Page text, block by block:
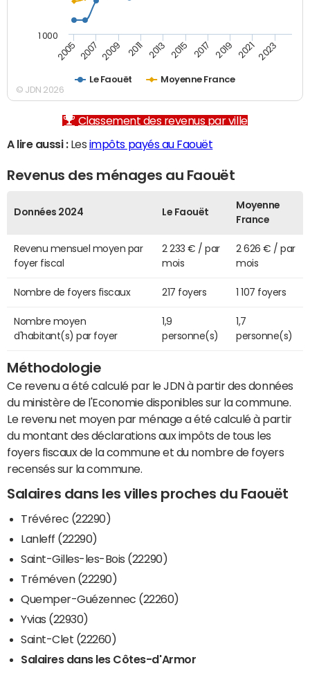
Le Faouët Moyenne France
2005 2007 2009 2011 2013 2015 2017 2019 2021 2023
1 000
© JDN 2026
Classement des revenus par ville
A lire aussi :Les impôts payés au Faouët
Revenus des ménages au Faouët
Données 2024 Le Faouët
Moyenne
France
Revenu mensuel moyen par
foyer fiscal
2 233 € / par
mois
2 626 € / par
mois
Nombre de foyers fiscaux 217 foyers 1 107 foyers
Nombre moyen
d'habitant(s) par foyer
1,9
personne(s)
1,7
personne(s)
Méthodologie
Ce revenu a été calculé par le JDN à partir des données
du ministère de l'Economie disponibles sur la commune.
Le revenu net moyen par ménage a été calculé à partir
du montant des déclarations aux impôts de tous les
foyers fiscaux de la commune et du nombre de foyers
recensés sur la commune.
Salaires dans les villes proches du Faouët
Trévérec (22290)
Lanleff (22290)
Saint-Gilles-les-Bois (22290)
Tréméven (22290)
Quemper-Guézennec (22260)
Yvias (22930)
Saint-Clet (22260)
Salaires dans les Côtes-d'Armor